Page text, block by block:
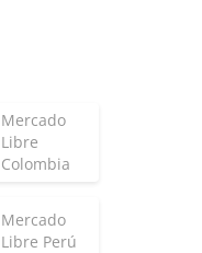
Mercado
Libre
Colombia
Mercado
Libre Perú